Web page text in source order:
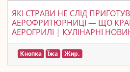
ЯКІ СТРАВИ НЕ СЛІД
АЕРОФРИТЮРНИЦІ — ЩО
АЕРОГРИЛІ | КУЛІНАРНІ
Кнопка Їжа Жир.